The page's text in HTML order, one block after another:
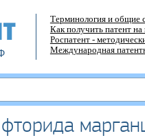
Терминология и общие
Как получить патент на
Роспатент -
Международная